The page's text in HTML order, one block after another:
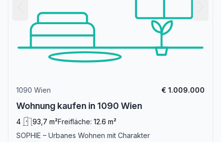
1090 Wien € 1.009.000
Wohnung kaufen in 1090 Wien
4 93,7 m²Freifläche: 12.6 m²
SOPHIE – Urbanes Wohnen mit Charakter